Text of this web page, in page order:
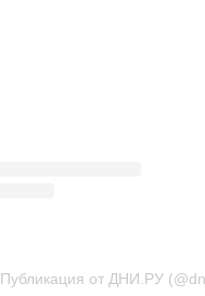
Публикация от ДНИ.РУ